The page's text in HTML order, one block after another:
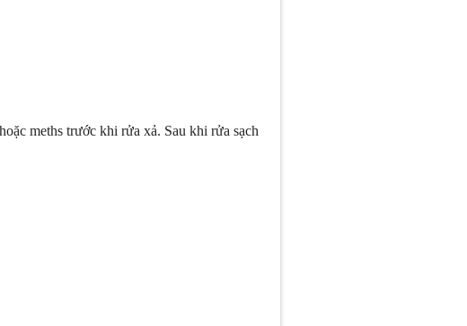
meths trước khi rửa xả. Sau khi rửa sạch